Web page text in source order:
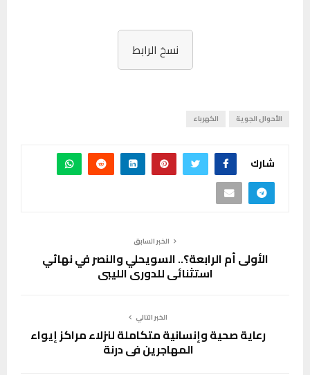
نسخ الرابط
الأحوال الجوية الكهرباء
شارك
الخبر السابق
الأولى أم الرابعة؟.. السويحلي والنصر في نهائي
استثنائي للدوري الليبي
الخبر التالي
رعاية صحية وإنسانية متكاملة لنزلاء مراكز إيواء
المهاجرين في درنة